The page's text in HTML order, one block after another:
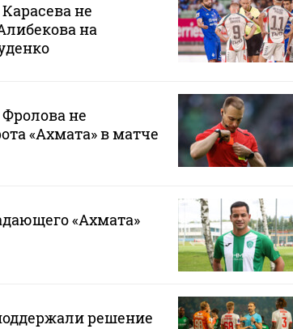
не
на
не
«Ахмата» в матче
«Ахмата»
решение